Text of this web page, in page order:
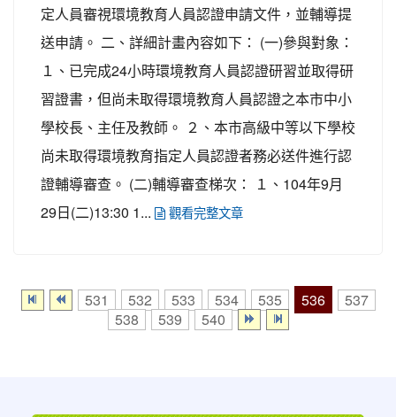
定人員審視環境教育人員認證申請文件，並輔導提
送申請。 二、詳細計畫內容如下： (一)參與對象：
１、已完成24小時環境教育人員認證研習並取得研
習證書，但尚未取得環境教育人員認證之本市中小
學校長、主任及教師。 ２、本市高級中等以下學校
尚未取得環境教育指定人員認證者務必送件進行認
證輔導審查。 (二)輔導審查梯次： １、104年9月
29日(二)13:30 1...
觀看完整文章
531 532 533 534 535 536
537
538
539 540